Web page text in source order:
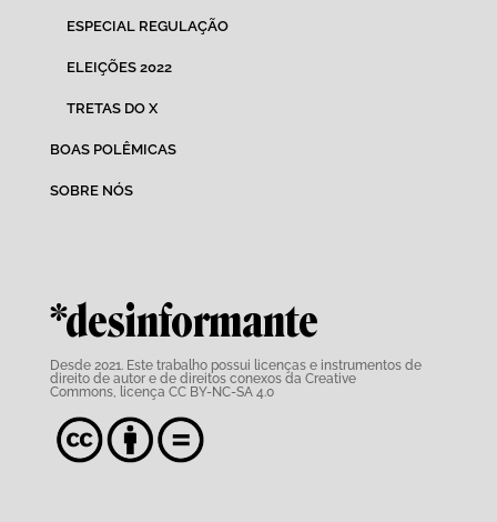
ESPECIAL REGULAÇÃO
ELEIÇÕES 2022
TRETAS DO X
BOAS POLÊMICAS
SOBRE NÓS
*desinformante
Desde 2021. Este trabalho possui licenças e instrumentos de
direito de autor e de direitos conexos da Creative
Commons, licença CC BY-NC-SA 4.0